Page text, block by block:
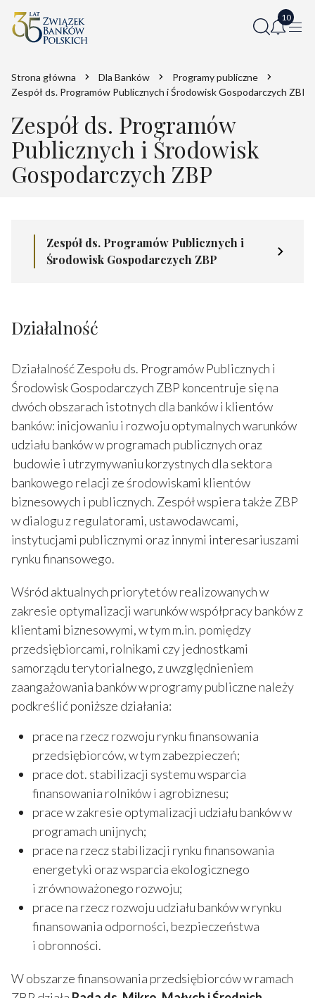
Strona główna Dla Banków
Programy publiczne
Zespół ds. Programów Publicznych i Środowisk Gospodarczych ZBP
Zespół ds. Programów
Publicznych i Środowisk
Gospodarczych ZBP
Zespół ds. Programów Publicznych i
Środowisk Gospodarczych ZBP
Działalność
Działalność Zespołu ds. Programów Publicznych i
Środowisk Gospodarczych ZBP koncentruje się na
dwóch obszarach istotnych dla banków i klientów
banków: inicjowaniu i rozwoju optymalnych warunków
udziału banków w programach publicznych oraz
budowie i utrzymywaniu korzystnych dla sektora
bankowego relacji ze środowiskami klientów
biznesowych i publicznych. Zespół wspiera także ZBP
w dialogu z regulatorami, ustawodawcami,
instytucjami publicznymi oraz innymi interesariuszami
rynku finansowego.
Wśród aktualnych priorytetów realizowanych w
zakresie optymalizacji warunków współpracy banków z
klientami biznesowymi, w tym m.in. pomiędzy
przedsiębiorcami, rolnikami czy jednostkami
samorządu terytorialnego, z uwzględnieniem
zaangażowania banków w programy publiczne należy
podkreślić poniższe działania:
prace na rzecz rozwoju rynku finansowania
przedsiębiorców, w tym zabezpieczeń;
prace dot. stabilizacji systemu wsparcia
finansowania rolników i agrobiznesu;
prace w zakresie optymalizacji udziału banków w
programach unijnych;
prace na rzecz stabilizacji rynku finansowania
energetyki oraz wsparcia ekologicznego
i zrównoważonego rozwoju;
prace na rzecz rozwoju udziału banków w rynku
finansowania odporności, bezpieczeństwa
i obronności.
W obszarze finansowania przedsiębiorców w ramach